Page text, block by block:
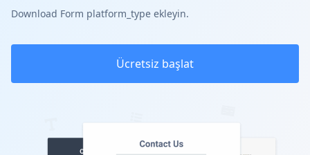
Download Form platform_type ekleyin.
Ücretsiz başlat